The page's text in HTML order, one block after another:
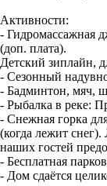
Активности:
- Гидромассажная
(доп. плата).
Детский зиплайн,
- Сезонный
- Бадминтон, мяч,
- Рыбалка в реке:
- Снежная горка
(когда лежит
наших гостей
- Бесплатная
- Дом сдаётся